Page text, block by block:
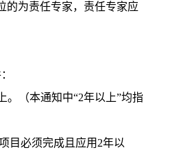
的为责任专家，责任专家应
。（本通知中“2年以上”均指
目必须完成且应用2年以